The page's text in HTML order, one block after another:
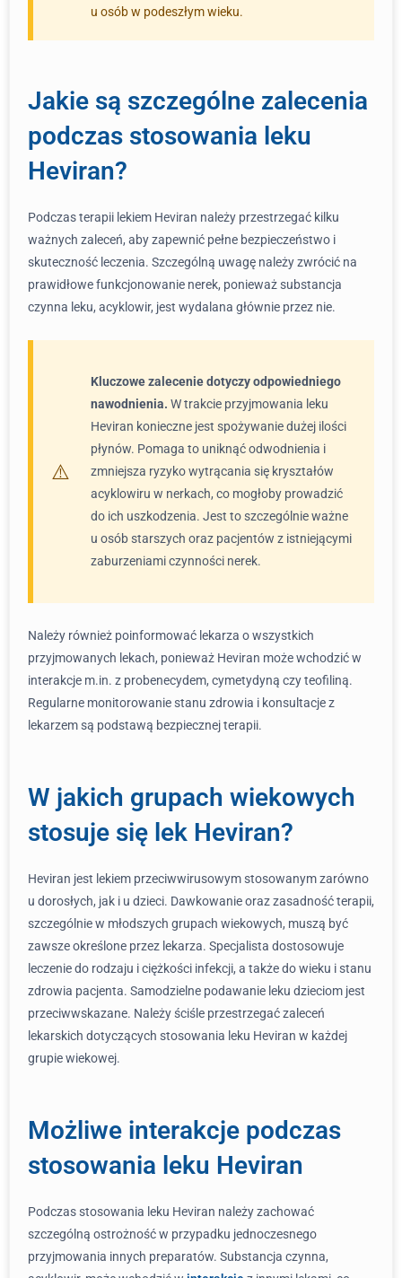
u osób w podeszłym wieku.
Jakie są szczególne zalecenia
podczas stosowania leku
Heviran?
Podczas terapii lekiem Heviran należy przestrzegać kilku
ważnych zaleceń, aby zapewnić pełne bezpieczeństwo i
skuteczność leczenia. Szczególną uwagę należy zwrócić na
prawidłowe funkcjonowanie nerek, ponieważ substancja
czynna leku, acyklowir, jest wydalana głównie przez nie.
Kluczowe zalecenie dotyczy odpowiedniego
nawodnienia. W trakcie przyjmowania leku
Heviran konieczne jest spożywanie dużej ilości
płynów. Pomaga to uniknąć odwodnienia i
zmniejsza ryzyko wytrącania się kryształów
acyklowiru w nerkach, co mogłoby prowadzić
do ich uszkodzenia. Jest to szczególnie ważne
u osób starszych oraz pacjentów z istniejącymi
zaburzeniami czynności nerek.
Należy również poinformować lekarza o wszystkich
przyjmowanych lekach, ponieważ Heviran może wchodzić w
interakcje m.in. z probenecydem, cymetydyną czy teofiliną.
Regularne monitorowanie stanu zdrowia i konsultacje z
lekarzem są podstawą bezpiecznej terapii.
W jakich grupach wiekowych
stosuje się lek Heviran?
Heviran jest lekiem przeciwwirusowym stosowanym zarówno
u dorosłych, jak i u dzieci. Dawkowanie oraz zasadność terapii,
szczególnie w młodszych grupach wiekowych, muszą być
zawsze określone przez lekarza. Specjalista dostosowuje
leczenie do rodzaju i ciężkości infekcji, a także do wieku i stanu
zdrowia pacjenta. Samodzielne podawanie leku dzieciom jest
przeciwwskazane. Należy ściśle przestrzegać zaleceń
lekarskich dotyczących stosowania leku Heviran w każdej
grupie wiekowej.
Możliwe interakcje podczas
stosowania leku Heviran
Podczas stosowania leku Heviran należy zachować
szczególną ostrożność w przypadku jednoczesnego
przyjmowania innych preparatów. Substancja czynna,